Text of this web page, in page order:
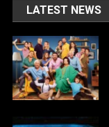
LATEST NEWS